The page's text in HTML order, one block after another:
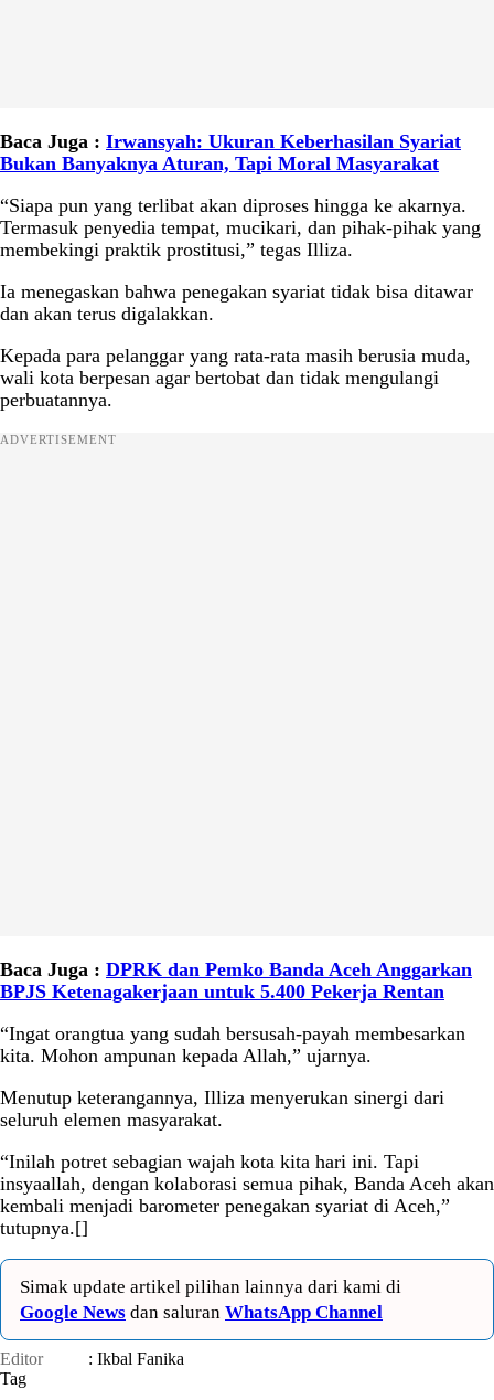
Baca Juga : Irwansyah: Ukuran Keberhasilan Syariat
Bukan Banyaknya Aturan, Tapi Moral Masyarakat
“Siapa pun yang terlibat akan diproses hingga ke akarnya.
Termasuk penyedia tempat, mucikari, dan pihak-pihak yang
membekingi praktik prostitusi,” tegas Illiza.
Ia menegaskan bahwa penegakan syariat tidak bisa ditawar
dan akan terus digalakkan.
Kepada para pelanggar yang rata-rata masih berusia muda,
wali kota berpesan agar bertobat dan tidak mengulangi
perbuatannya.
ADVERTISEMENT
Baca Juga : DPRK dan Pemko Banda Aceh Anggarkan
BPJS Ketenagakerjaan untuk 5.400 Pekerja Rentan
“Ingat orangtua yang sudah bersusah-payah membesarkan
kita. Mohon ampunan kepada Allah,” ujarnya.
Menutup keterangannya, Illiza menyerukan sinergi dari
seluruh elemen masyarakat.
“Inilah potret sebagian wajah kota kita hari ini. Tapi
insyaallah, dengan kolaborasi semua pihak, Banda Aceh akan
kembali menjadi barometer penegakan syariat di Aceh,”
tutupnya.[]
Simak update artikel pilihan lainnya dari kami di
Google News dan saluran WhatsApp Channel
Editor
: Ikbal Fanika
Tag